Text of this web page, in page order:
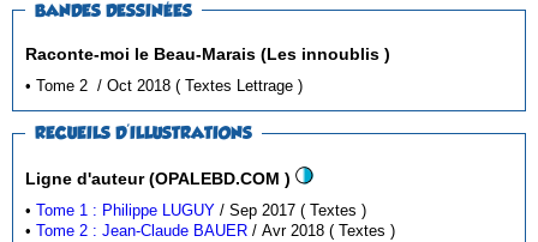
BANDES DESSINÉES
Raconte-moi le Beau-Marais (Les innoublis )
• Tome 2 / Oct 2018 ( Textes Lettrage )
RECUEILS D'ILLUSTRATIONS
Ligne d'auteur (OPALEBD.COM )
•Tome 1 : Philippe LUGUY
/ Sep 2017 ( Textes )
•Tome 2 : Jean-Claude BAUER / Avr 2018 ( Textes )